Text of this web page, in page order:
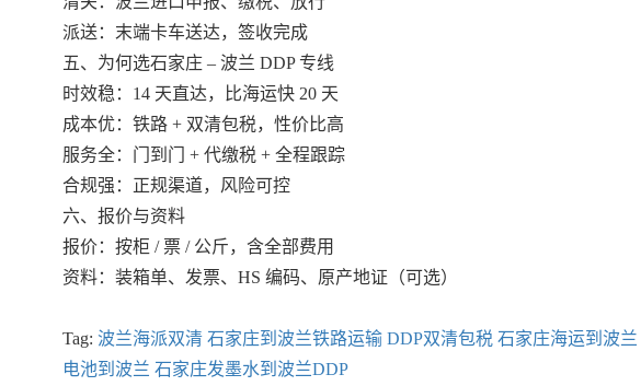
派送：末端卡车送达，签收完成
五、为何选石家庄 – 波兰 DDP 专线
时效稳：14 天直达，比海运快 20 天
成本优：铁路 + 双清包税，性价比高
服务全：门到门 + 代缴税 + 全程跟踪
合规强：正规渠道，风险可控
六、报价与资料
报价：按柜 / 票 / 公斤，含全部费用
资料：装箱单、发票、HS 编码、原产地证（可选）
Tag: 波兰海派双清 石家庄到波兰铁路运输 DDP双清包税 石家庄海运到波兰
电池到波兰 石家庄发墨水到波兰DDP